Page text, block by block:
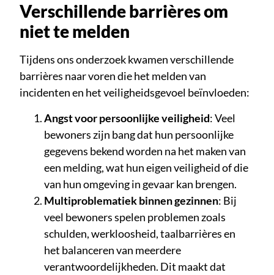
Verschillende barrières om
niet te melden
Tijdens ons onderzoek kwamen verschillende
barrières naar voren die het melden van
incidenten en het veiligheidsgevoel beïnvloeden:
Angst voor persoonlijke veiligheid: Veel
bewoners zijn bang dat hun persoonlijke
gegevens bekend worden na het maken van
een melding, wat hun eigen veiligheid of die
van hun omgeving in gevaar kan brengen.
Multiproblematiek binnen gezinnen: Bij
veel bewoners spelen problemen zoals
schulden, werkloosheid, taalbarrières en
het balanceren van meerdere
verantwoordelijkheden. Dit maakt dat